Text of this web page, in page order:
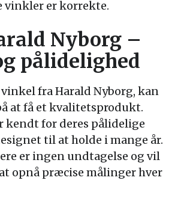
vinkler er korrekte.
Nyborg –
pålidelighed
fra Harald Nyborg, kan
at få et kvalitetsprodukt.
kendt for deres pålidelige
til at holde i mange år.
er ingen undtagelse og vil
opnå præcise målinger hver